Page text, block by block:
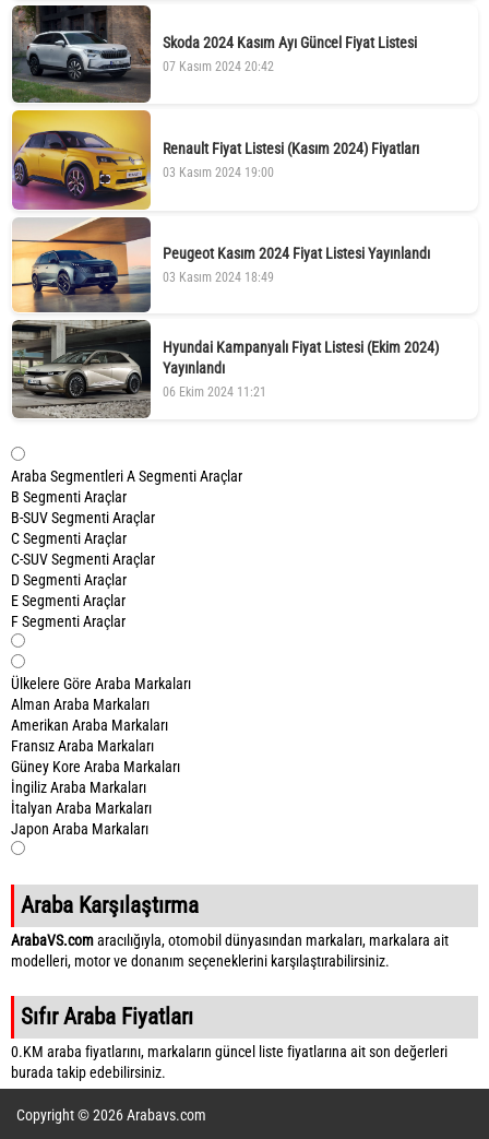
Skoda 2024 Kasım Ayı Güncel Fiyat Listesi
07 Kasım 2024 20:42
Renault Fiyat Listesi (Kasım 2024) Fiyatları
03 Kasım 2024 19:00
Peugeot Kasım 2024 Fiyat Listesi Yayınlandı
03 Kasım 2024 18:49
Hyundai Kampanyalı Fiyat Listesi (Ekim 2024)
Yayınlandı
06 Ekim 2024 11:21
Araba SegmentleriA Segmenti Araçlar
B Segmenti Araçlar
B-SUV Segmenti Araçlar
C Segmenti Araçlar
C-SUV Segmenti Araçlar
D Segmenti Araçlar
E Segmenti Araçlar
F Segmenti Araçlar
Ülkelere Göre Araba Markaları
Alman Araba Markaları
Amerikan Araba Markaları
Fransız Araba Markaları
Güney Kore Araba Markaları
İngiliz Araba Markaları
İtalyan Araba Markaları
Japon Araba Markaları
Araba Karşılaştırma
ArabaVS.comaracılığıyla, otomobil dünyasından markaları, markalara ait
modelleri, motor ve donanım seçeneklerini karşılaştırabilirsiniz.
Sıfır Araba Fiyatları
0.KM araba fiyatlarını, markaların güncel liste fiyatlarına ait son değerleri
burada takip edebilirsiniz.
Copyright © 2026 Arabavs.com